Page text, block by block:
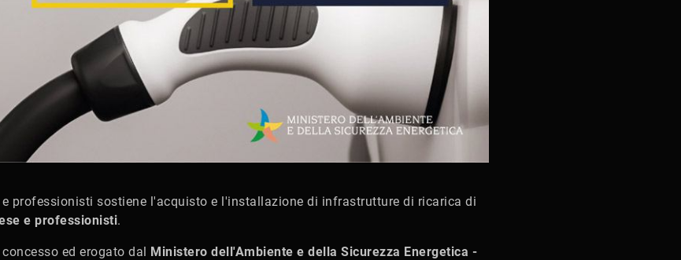
e professionisti sostiene l'acquisto e l'installazione di infrastrutture di ricarica di
e professionisti.
ed erogato dal Ministero dell'Ambiente e della Sicurezza Energetica -